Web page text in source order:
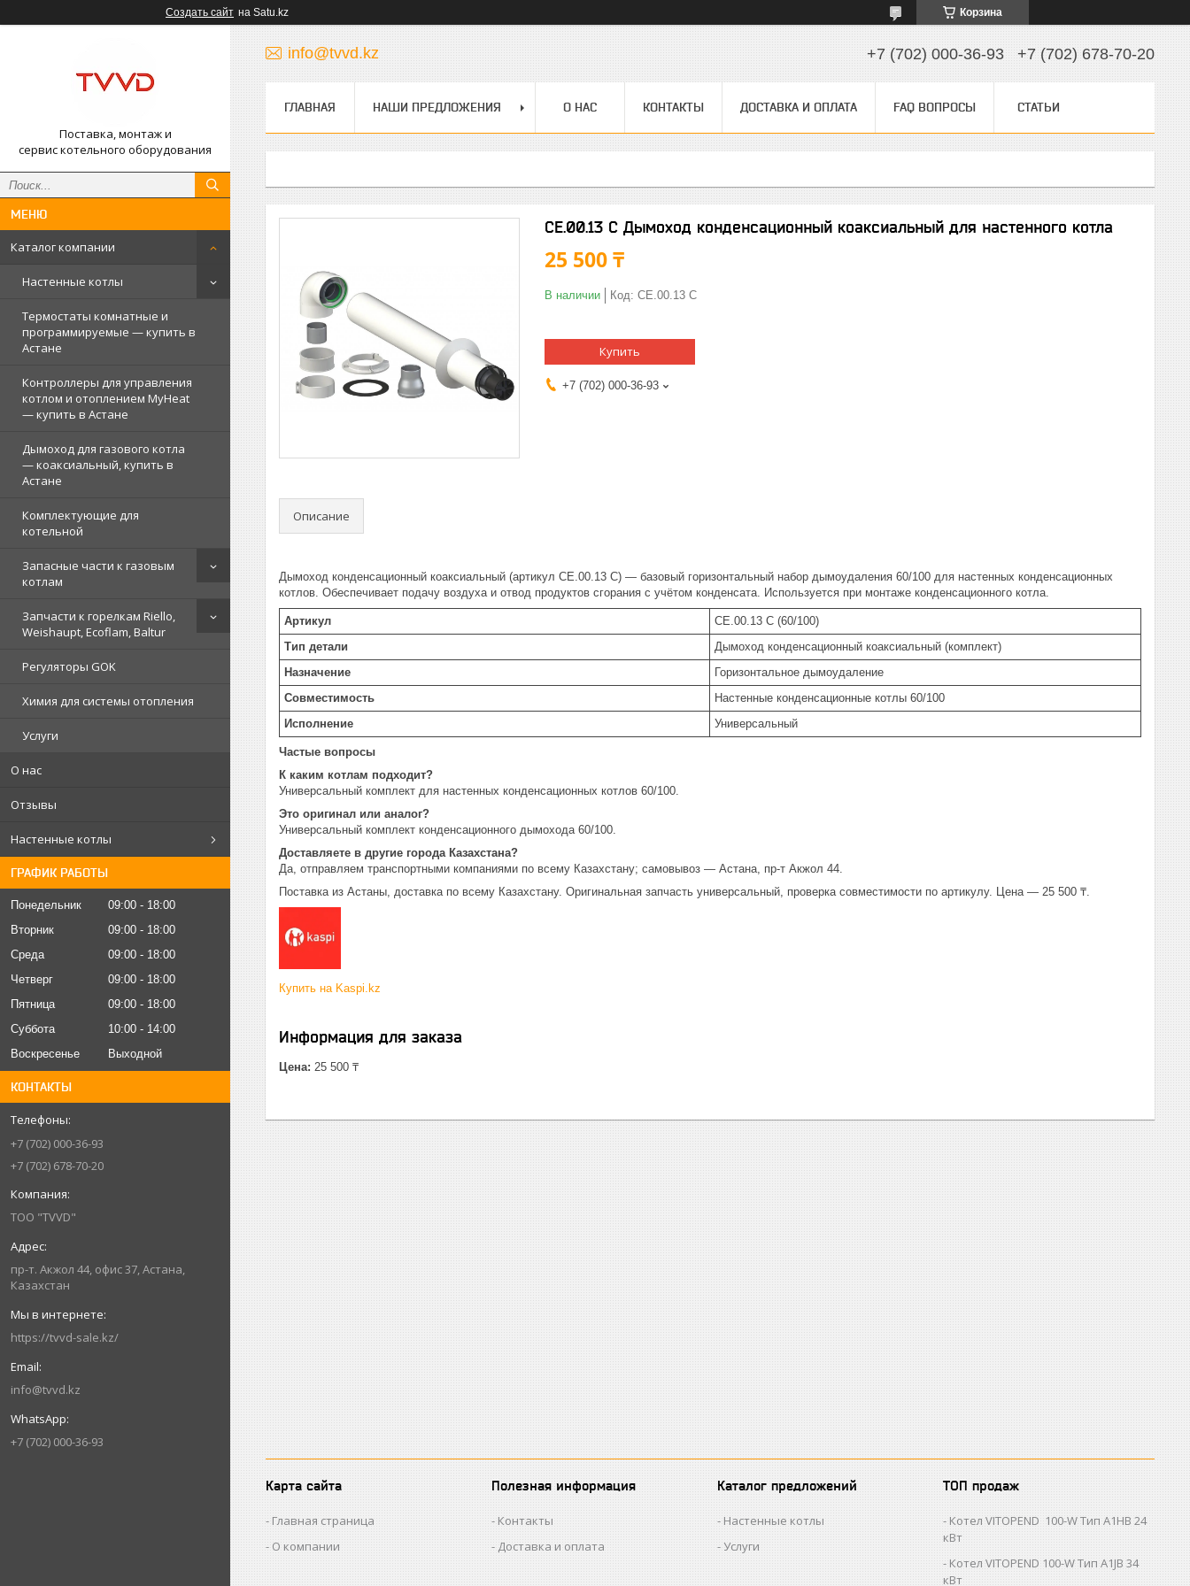
Создать сайт на Satu.kz Корзина
Поставка, монтаж и
сервис котельного оборудования
Каталог компании
Настенные котлы
Термостаты комнатные и
программируемые — купить в
Астане
Контроллеры для управления
котлом и отоплением MyHeat
— купить в Астане
Дымоход для газового котла
— коаксиальный, купить в
Астане
Комплектующие для
котельной
Запасные части к газовым
котлам
Запчасти к горелкам Riello,
Weishaupt, Ecoflam, Baltur
Регуляторы GOK
Химия для системы отопления
Услуги
О нас
Отзывы
Настенные котлы
ГРАФИК РАБОТЫ
Понедельник 09:00
18:00
Вторник
09:00
18:00
Среда
09:00
18:00
Четверг
09:00
18:00
Пятница
09:00
18:00
Суббота
10:00
14:00
Воскресенье
Выходной
КОНТАКТЫ
+7 (702) 000-36-93
+7 (702) 678-70-20
ТОО "TVVD"
пр-т. Акжол 44, офис 37, Астана,
Казахстан
https://tvvd-sale.kz/
info@tvvd.kz
+7 (702) 000-36-93
info@tvvd.kz +7 (702) 000-36-93 +7 (702) 678-70-20
ГЛАВНАЯ НАШИ ПРЕДЛОЖЕНИЯ О НАС КОНТАКТЫ ДОСТАВКА И ОПЛАТА FAQ ВОПРОСЫ СТАТЬИ
CE.00.13 С Дымоход конденсационный коаксиальный для настенного котла
25 500 ₸
В наличии Код: CE.00.13 С
Купить
+7 (702) 000-36-93
Описание
Дымоход конденсационный коаксиальный (артикул CE.00.13 С) — базовый горизонтальный набор дымоудаления 60/100 для настенных конденсационных
котлов. Обеспечивает подачу воздуха и отвод продуктов сгорания с учётом конденсата. Используется при монтаже конденсационного котла.
Артикул
CE.00.13 С (60/100)
Тип детали
Дымоход конденсационный коаксиальный (комплект)
Назначение
Горизонтальное дымоудаление
Совместимость
Настенные конденсационные котлы 60/100
Исполнение
Универсальный
Частые вопросы
К каким котлам подходит?
Универсальный комплект для настенных конденсационных котлов 60/100.
Это оригинал или аналог?
Универсальный комплект конденсационного дымохода 60/100.
Доставляете в другие города Казахстана?
Да, отправляем транспортными компаниями по всему Казахстану; самовывоз — Астана, пр-т Акжол 44.
Поставка из Астаны, доставка по всему Казахстану. Оригинальная запчасть универсальный, проверка совместимости по артикулу. Цена — 25 500 ₸.
Купить на Kaspi.kz
Информация для заказа
Цена: 25 500 ₸
Карта сайта
Главная страница
О компании
Полезная информация
Контакты
Доставка и оплата
Каталог предложений
Настенные котлы
Услуги
ТОП продаж
Котел VITOPEND 100-W Тип A1HB 24
кВт
Котел VITOPEND 100-W Тип A1JB 34
кВт